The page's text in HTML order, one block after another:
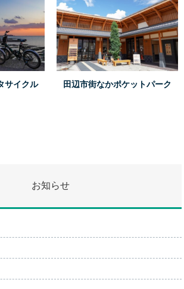
サイクル 田辺市街なかポケットパーク
お知らせ